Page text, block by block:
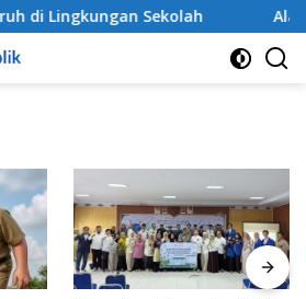
Lingkungan Sekolah Alarm